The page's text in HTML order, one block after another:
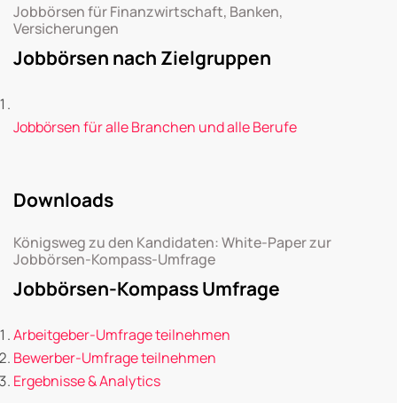
Jobbörsen für Finanzwirtschaft, Banken,
Versicherungen
Jobbörsen nach Zielgruppen
Jobbörsen für alle Branchen und alle Berufe
Downloads
Königsweg zu den Kandidaten: White-Paper zur
Jobbörsen-Kompass-Umfrage
Jobbörsen-Kompass Umfrage
Arbeitgeber-Umfrage teilnehmen
Bewerber-Umfrage teilnehmen
Ergebnisse & Analytics